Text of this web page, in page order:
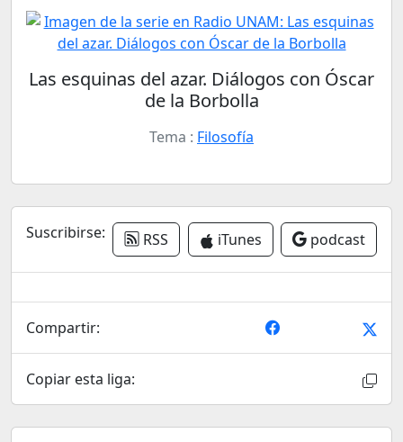
Las esquinas del azar. Diálogos con Óscar
de la Borbolla
Tema : Filosofía
Suscribirse: RSS iTunes podcast
Compartir:
Copiar esta liga: